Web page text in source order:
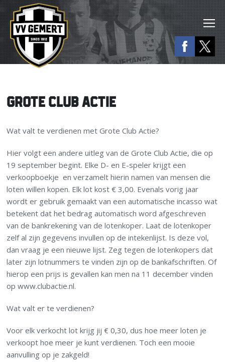
GROTE CLUB ACTIE
Wat valt te verdienen met Grote Club Actie?
Hier volgt een andere uitleg van de Grote Club Actie, die op
19 september begint. Elke D- en E-speler krijgt een
verkoopboekje en verzamelt hierin namen van mensen die
loten willen kopen. Elk lot kost € 3,00. Evenals vorig jaar
wordt er gebruik gemaakt van een automatische incasso wat
betekent dat het bedrag automatisch word afgeschreven
van de bankrekening van de lotenkoper. Laat de lotenkoper
zelf al zijn gegevens invullen op de intekenlijst. Is deze vol,
dan vraag je een nieuwe lijst. Zeg tegen de lotenkopers dat
later zijn lotnummers te vinden zijn op de bankafschriften. Of
hierop een prijs is gevallen kan men na 11 december vinden
op www.clubactie.nl.
Wat valt er te verdienen?
Voor elk verkocht lot krijg jij € 0,30, dus hoe meer loten je
verkoopt hoe meer je kunt verdienen. Toch een mooie
aanvulling op je zakgeld!